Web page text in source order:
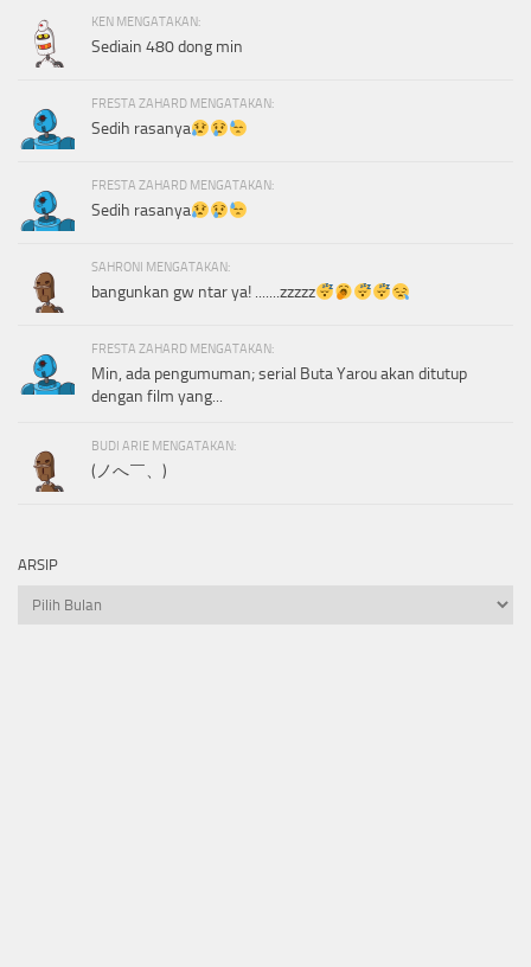
KEN MENGATAKAN:
Sediain 480 dong min
FRESTA ZAHARD MENGATAKAN:
Sedih rasanya
FRESTA ZAHARD MENGATAKAN:
Sedih rasanya
SAHRONI MENGATAKAN:
bangunkan gw ntar ya! .......zzzzz
FRESTA ZAHARD MENGATAKAN:
Min, ada pengumuman; serial Buta Yarou akan ditutup
dengan film yang...
BUDI ARIE MENGATAKAN:
(ノへ￣、)
ARSIP
Arsip